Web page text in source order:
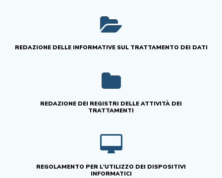
REDAZIONE DELLE INFORMATIVE SUL TRATTAMENTO DEI DATI
REDAZIONE DEI REGISTRI DELLE ATTIVITÀ DEI
TRATTAMENTI
REGOLAMENTO PER L'UTILIZZO DEI DISPOSITIVI
INFORMATICI